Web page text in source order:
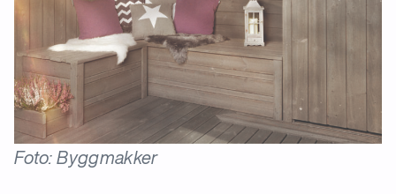
Foto: Byggmakker